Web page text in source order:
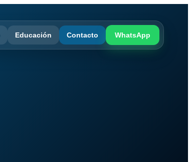
Educación Contacto WhatsApp